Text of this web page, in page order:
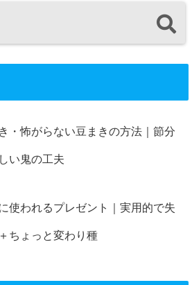
・怖がらない豆まきの方法｜節分
い鬼の工夫
使われるプレゼント｜実用的で失
ちょっと変わり種